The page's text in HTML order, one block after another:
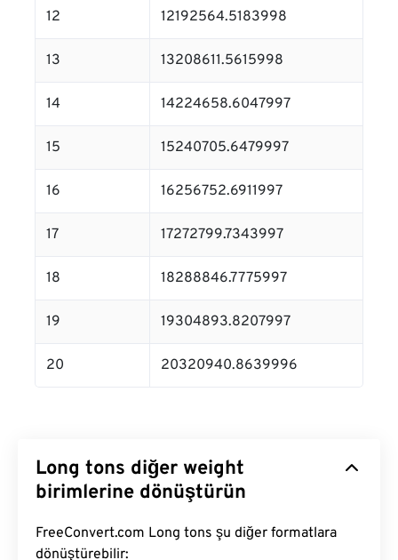
12 12192564.5183998
13 13208611.5615998
14 14224658.6047997
15 15240705.6479997
16 16256752.6911997
17 17272799.7343997
18 18288846.7775997
19 19304893.8207997
20 20320940.8639996
Long tons diğer weight
birimlerine dönüştürün
FreeConvert.com Long tons şu diğer formatlara
dönüştürebilir: